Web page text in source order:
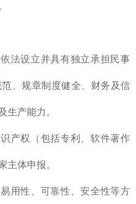
法设立并具有独立承担民事
、规章制度健全、财务及信
生产能力。
产权（包括专利、软件著作
主体申报。
用性、可靠性、安全性等方